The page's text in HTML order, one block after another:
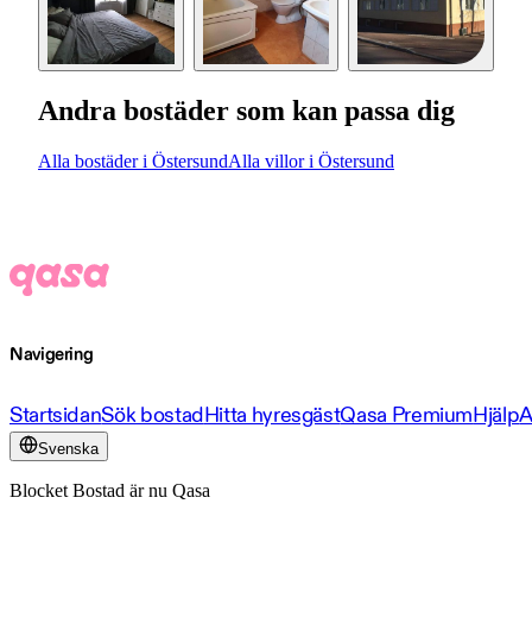
Andra bostäder som kan passa dig
Alla bostäder i ÖstersundAlla villor i Östersund
Navigering
StartsidanSök bostadHitta hyresgästQasa PremiumHjälp
Svenska
Blocket Bostad är nu Qasa